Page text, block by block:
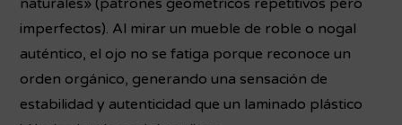
imperfectos). Al mirar un mueble de roble o nogal
auténtico, el ojo no se fatiga porque reconoce un
orden orgánico, generando una sensación de
estabilidad y autenticidad que un laminado plástico